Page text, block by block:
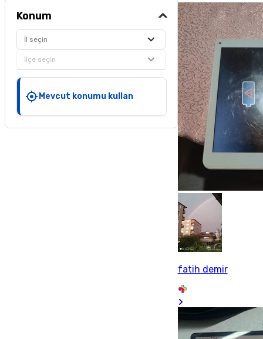
Konum
İl seçin
İlçe seçin
Mevcut konumu kullan
fatih demir